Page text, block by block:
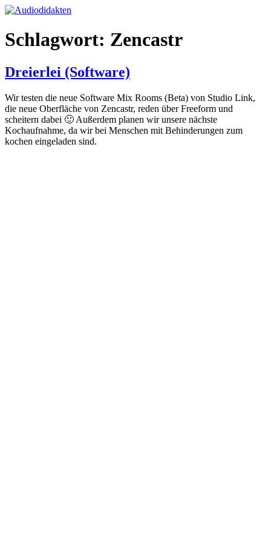
Zum
springen
Schlagwort: Zencastr
Dreierlei (Software)
Wir testen die neue Software Mix Rooms (Beta) von Studio Link,
die neue Oberfläche von Zencastr, reden über Freeform und
scheitern dabei 🙂 Außerdem planen wir unsere nächste
Kochaufnahme, da wir bei Menschen mit Behinderungen zum
kochen eingeladen sind.